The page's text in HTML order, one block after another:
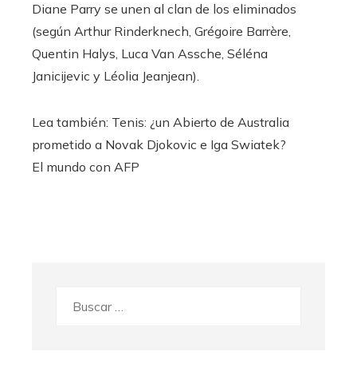
Diane Parry se unen al clan de los eliminados
(según Arthur Rinderknech, Grégoire Barrère,
Quentin Halys, Luca Van Assche, Séléna
Janicijevic y Léolia Jeanjean).
Lea también: Tenis: ¿un Abierto de Australia
prometido a Novak Djokovic e Iga Swiatek?
El mundo con AFP